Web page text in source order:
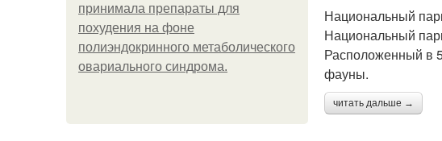
принимала препараты для
похудения на фоне
полиэндокринного метаболического
овариального синдрома.
Национальный
Национальный
Расположенный в
фауны.
читать дальше →